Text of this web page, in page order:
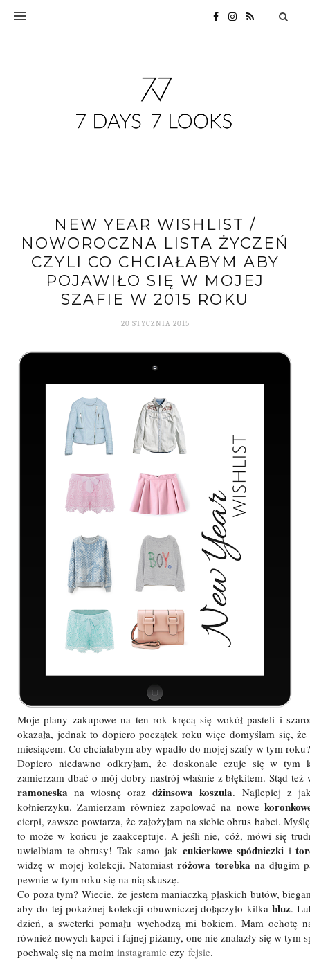
NEW YEAR WISHLIST /
NOWOROCZNA LISTA ŻYCZEŃ
CZYLI CO CHCIAŁABYM ABY
POJAWIŁO SIĘ W MOJEJ
SZAFIE W 2015 ROKU
20 STYCZNIA 2015
Moje plany zakupowe na ten rok kręcą się wokół pasteli i
okazała, jednak to dopiero początek roku więc domyślam się,
miesiącem. Co chciałabym aby wpadło do mojej szafy w tym
Dopiero niedawno odkryłam, że doskonale czuje się w tym
zamierzam dbać o mój dobry nastrój właśnie z błękitem. Stąd też
ramoneska na wiosnę orazdżinsowa koszula. Najlepiej z
kołnierzyku. Zamierzam również zapolować na nowe
cierpi, zawsze powtarza, że założyłam na siebie obrus babci.
to może w końcu je zaakceptuje. A jeśli nie, cóż, mówi się
uwielbiam te obrusy! Tak samo jak cukierkowe spódniczki i
widzę w mojej kolekcji. Natomiastróżowa torebka na długim
pewnie w tym roku się na nią skuszę.
Co poza tym? Wiecie, że jestem maniaczką płaskich butów,
aby do tej pokaźnej kolekcji obuwniczej dołączyło kilka bluz.
dzień, a sweterki pomału wychodzą mi bokiem. Mam ochotę
również nowych kapci i fajnej piżamy, one nie znalazły się w tym
pochwalę się na moim instagramie czy fejsie.